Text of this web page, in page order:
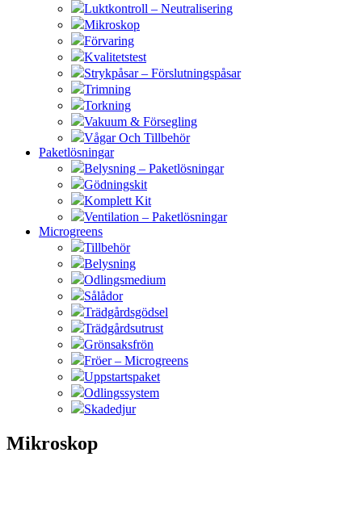
Luktkontroll – Neutralisering
Mikroskop
Förvaring
Kvalitetstest
Strykpåsar – Förslutningspåsar
Trimning
Torkning
Vakuum & Försegling
Vågar Och Tillbehör
Paketlösningar
Belysning – Paketlösningar
Gödningskit
Komplett Kit
Ventilation – Paketlösningar
Microgreens
Tillbehör
Belysning
Odlingsmedium
Sålådor
Trädgårdsgödsel
Trädgårdsutrust
Grönsaksfrön
Fröer – Microgreens
Uppstartspaket
Odlingssystem
Skadedjur
Mikroskop